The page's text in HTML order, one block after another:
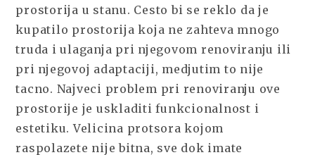
prostorija u stanu. Cesto bi se reklo da je
kupatilo prostorija koja ne zahteva mnogo
truda i ulaganja pri njegovom renoviranju ili
pri njegovoj adaptaciji, medjutim to nije
tacno. Najveci problem pri renoviranju ove
prostorije je uskladiti funkcionalnost i
estetiku. Velicina protsora kojom
raspolazete nije bitna, sve dok imate